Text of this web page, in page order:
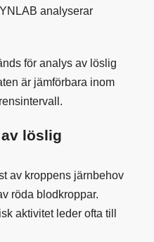
analyserar
för analys av löslig
är jämförbara inom
löslig
av kroppens järnbehov
röda blodkroppar.
aktivitet leder ofta till